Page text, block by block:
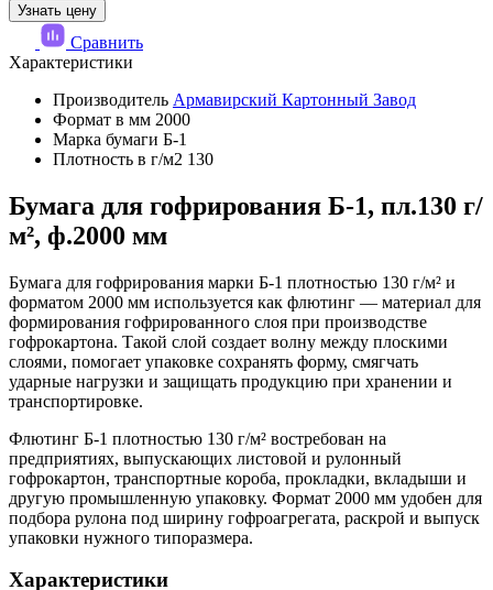
Узнать цену
Сравнить
Характеристики
Производитель Армавирский Картонный Завод
Формат в мм 2000
Марка бумаги Б-1
Плотность в г/м2 130
Бумага для гофрирования Б-1, пл.130 г/
м², ф.2000 мм
Бумага для гофрирования марки Б-1 плотностью 130 г/м² и
форматом 2000 мм используется как флютинг — материал для
формирования гофрированного слоя при производстве
гофрокартона. Такой слой создает волну между плоскими
слоями, помогает упаковке сохранять форму, смягчать
ударные нагрузки и защищать продукцию при хранении и
транспортировке.
Флютинг Б-1 плотностью 130 г/м² востребован на
предприятиях, выпускающих листовой и рулонный
гофрокартон, транспортные короба, прокладки, вкладыши и
другую промышленную упаковку. Формат 2000 мм удобен для
подбора рулона под ширину гофроагрегата, раскрой и выпуск
упаковки нужного типоразмера.
Характеристики